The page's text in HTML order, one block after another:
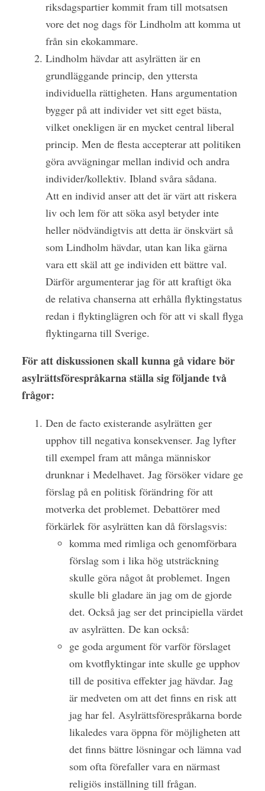
riksdagspartier kommit fram till motsatsen
vore det nog dags för Lindholm att komma ut
från sin ekokammare.
Lindholm hävdar att asylrätten är en
grundläggande princip, den yttersta
individuella rättigheten. Hans argumentation
bygger på att individer vet sitt eget bästa,
vilket onekligen är en mycket central liberal
princip. Men de flesta accepterar att politiken
göra avvägningar mellan individ och andra
individer/kollektiv. Ibland svåra sådana.
Att en individ anser att det är värt att riskera
liv och lem för att söka asyl betyder inte
heller nödvändigtvis att detta är önskvärt så
som Lindholm hävdar, utan kan lika gärna
vara ett skäl att ge individen ett bättre val.
Därför argumenterar jag för att kraftigt öka
de relativa chanserna att erhålla flyktingstatus
redan i flyktinglägren och för att vi skall flyga
flyktingarna till Sverige.
För att diskussionen skall kunna gå vidare bör
asylrättsförespråkarna ställa sig följande två
frågor:
Den de facto existerande asylrätten ger
upphov till negativa konsekvenser. Jag lyfter
till exempel fram att många människor
drunknar i Medelhavet. Jag försöker vidare ge
förslag på en politisk förändring för att
motverka det problemet. Debattörer med
förkärlek för asylrätten kan då förslagsvis:
komma med rimliga och genomförbara
förslag som i lika hög utsträckning
skulle göra något åt problemet. Ingen
skulle bli gladare än jag om de gjorde
det. Också jag ser det principiella värdet
av asylrätten. De kan också:
ge goda argument för varför förslaget
om kvotflyktingar inte skulle ge upphov
till de positiva effekter jag hävdar. Jag
är medveten om att det finns en risk att
jag har fel. Asylrättsförespråkarna borde
likaledes vara öppna för möjligheten att
det finns bättre lösningar och lämna vad
som ofta förefaller vara en närmast
religiös inställning till frågan.